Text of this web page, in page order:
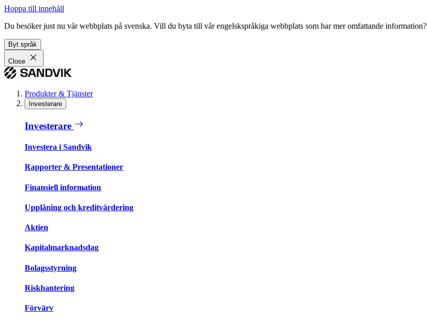
Hoppa till innehåll
Du besöker just nu vår webbplats på svenska. Vill du byta till vår engelskspråkiga webbplats som har mer omfattande information?
Byt språk
Close
Produkter & Tjänster
Investerare
Investerare
Investera i Sandvik
Rapporter & Presentationer
Finansiell information
Upplåning och kreditvärdering
Aktien
Kapitalmarknadsdag
Bolagsstyrning
Riskhantering
Förvärv